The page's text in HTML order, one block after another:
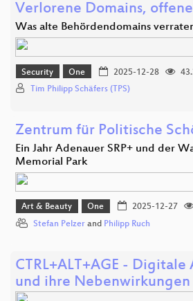
Verlorene Domains,
Was alte Behördendomains
Security One 2025-12-28
Tim Philipp Schäfers (TPS)
Zentrum für Politische
Ein Jahr Adenauer SRP+ und der
Memorial Park
Art & Beauty One 2025-12-27
Stefan Pelzer and Philipp Ruch
CTRL+ALT+AGE -
und ihre Nebenwirkungen